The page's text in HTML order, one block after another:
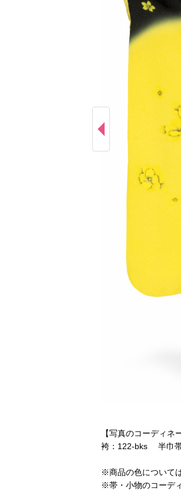
【写真のコーディネ
袴：122-bks 半巾
※商品の色について
※帯・小物のコーデ